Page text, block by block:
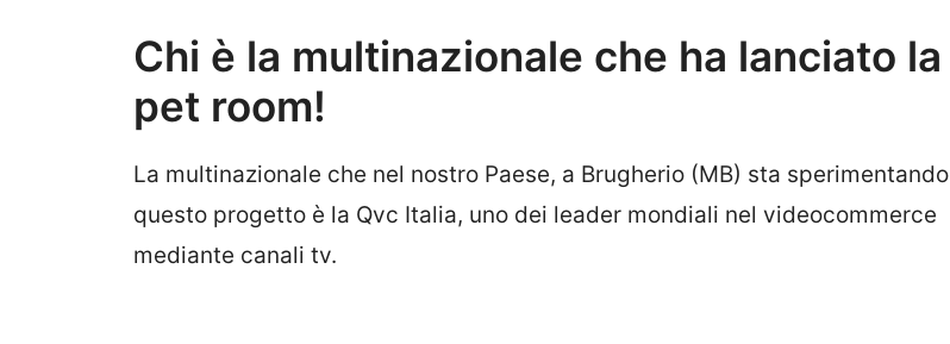
Chi è la multinazionale che ha lanciato la
pet room!
La multinazionale che nel nostro Paese, a Brugherio (MB) sta sperimentando
questo progetto è la Qvc Italia, uno dei leader mondiali nel videocommerce
mediante canali tv.